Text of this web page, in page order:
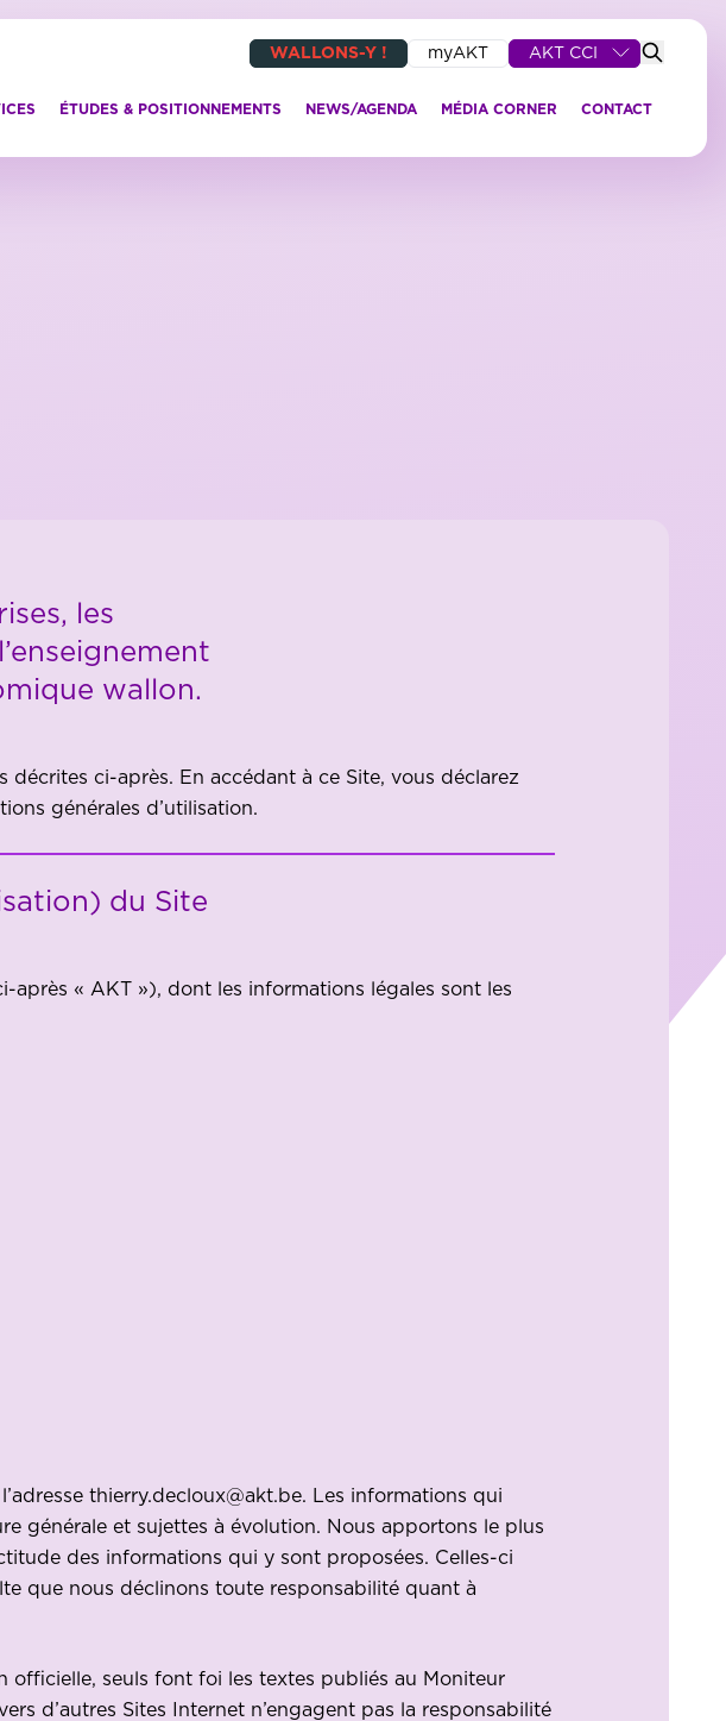
WALLONS-Y ! myAKT AKT CCI
ÉTUDES & POSITIONNEMENTS NEWS/AGENDA MÉDIA CORNER CONTACT
les
wallon.
décrites ci-après. En accédant à ce Site, vous déclarez
générales d’utilisation.
du Site
après « AKT »), dont les informations légales sont les
thierry.decloux@akt.be. Les informations qui
générale et sujettes à évolution. Nous apportons le plus
des informations qui y sont proposées. Celles-ci
que nous déclinons toute responsabilité quant à
officielle, seuls font foi les textes publiés au Moniteur
d’autres Sites Internet n’engagent pas la responsabilité